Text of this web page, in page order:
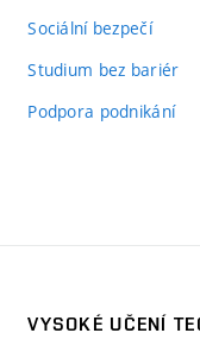
Sociální bezpečí
Studium bez bariér
Podpora podnikání
VYSOKÉ UČENÍ